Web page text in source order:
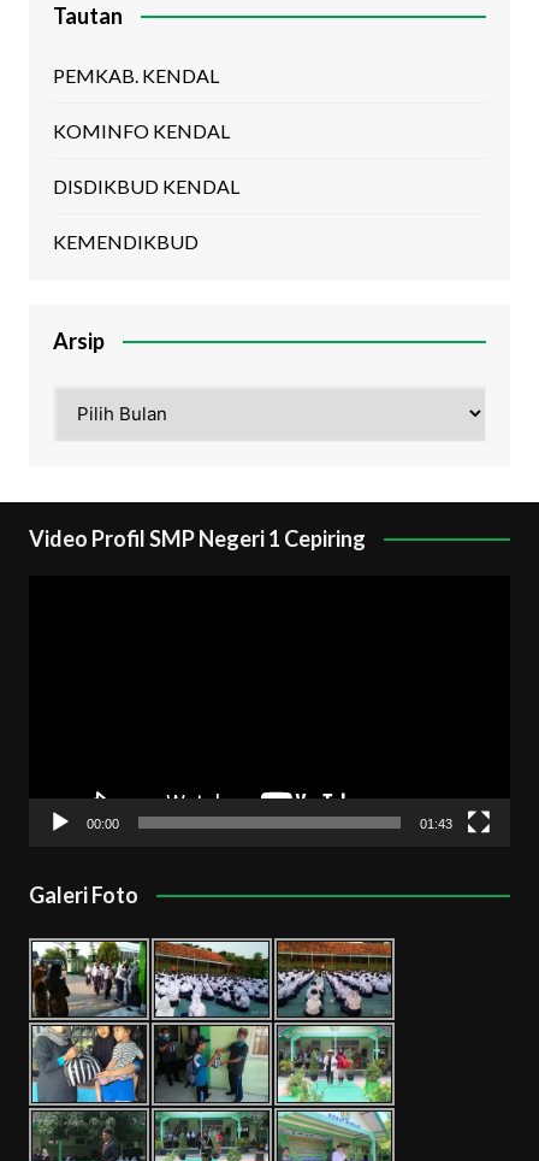
Tautan
PEMKAB. KENDAL
KOMINFO KENDAL
DISDIKBUD KENDAL
KEMENDIKBUD
Arsip
Video Profil SMP Negeri 1 Cepiring
00:00 01:43
Galeri Foto